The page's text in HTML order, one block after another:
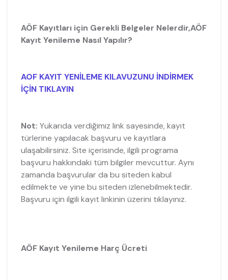
AÖF Kayıtları için Gerekli Belgeler Nelerdir,AÖF
Kayıt Yenileme Nasıl Yapılır?
AOF KAYIT YENİLEME KILAVUZUNU İNDİRMEK
İÇİN TIKLAYIN
Not: Yukarıda verdiğimiz link sayesinde, kayıt
türlerine yapılacak başvuru ve kayıtlara
ulaşabilirsiniz. Site içerisinde, ilgili programa
başvuru hakkındaki tüm bilgiler mevcuttur. Aynı
zamanda başvurular da bu siteden kabul
edilmekte ve yine bu siteden izlenebilmektedir.
Başvuru için ilgili kayıt linkinin üzerini tıklayınız.
AÖF Kayıt Yenileme Harç Ücreti